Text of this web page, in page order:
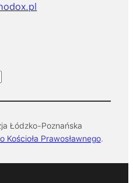
Łódzko-Poznańska
Kościoła Prawosławnego.